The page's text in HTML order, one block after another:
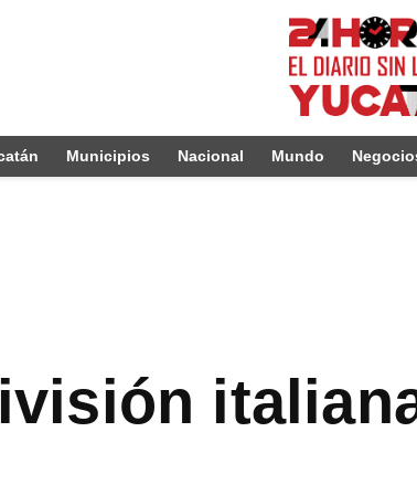
Municipios Nacional Mundo